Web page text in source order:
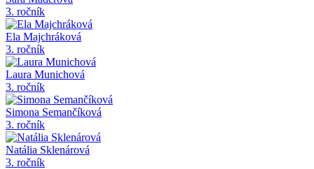
3. ročník
Ela Majchráková
3. ročník
Laura Munichová
3. ročník
Simona Semančíková
3. ročník
Natália Sklenárová
3. ročník